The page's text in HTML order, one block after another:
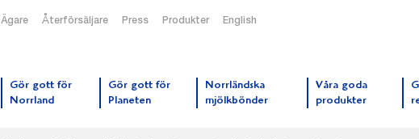
Ägare Återförsäljare Press Produkter English
Gör gott för
Norrland
Gör gott för
Planeten
Norrländska
mjölkbönder
Våra goda
produkter